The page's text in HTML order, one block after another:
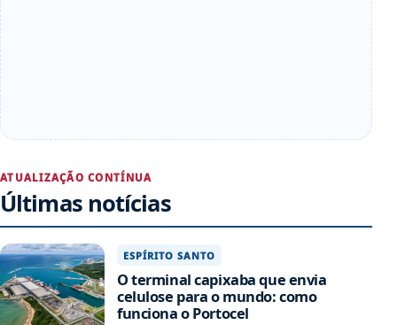
ATUALIZAÇÃO CONTÍNUA
Últimas notícias
ESPÍRITO SANTO
O terminal capixaba que envia
celulose para o mundo: como
funciona o Portocel